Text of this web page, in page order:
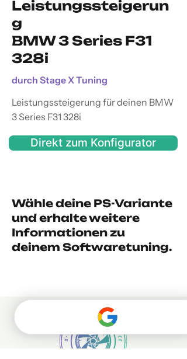
Leistungssteigerun
g
BMW 3 Series F31
328i
durch Stage X Tuning
Leistungssteigerung für deinen BMW
3 Series F31 328i
Direkt zum Konfigurator
Wähle deine PS-Variante
und erhalte weitere
Informationen zu
deinem Softwaretuning.